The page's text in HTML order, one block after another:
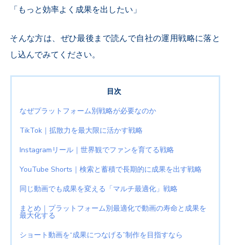
「もっと効率よく成果を出したい」
そんな方は、ぜひ最後まで読んで自社の運用戦略に落と
し込んでみてください。
目次
なぜプラットフォーム別戦略が必要なのか
TikTok｜拡散力を最大限に活かす戦略
Instagramリール｜世界観でファンを育てる戦略
YouTube Shorts｜検索と蓄積で長期的に成果を出す戦略
同じ動画でも成果を変える「マルチ最適化」戦略
まとめ｜プラットフォーム別最適化で動画の寿命と成果を
最大化する
ショート動画を“成果につなげる”制作を目指すなら